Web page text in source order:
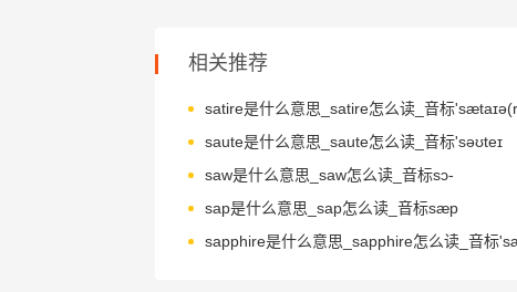
相关推荐
satire是什么意思_satire怎么读_音标
saute是什么意思_saute怎么读_音标'səʊteɪ
saw是什么意思_saw怎么读_音标sɔ-
sap是什么意思_sap怎么读_音标sæp